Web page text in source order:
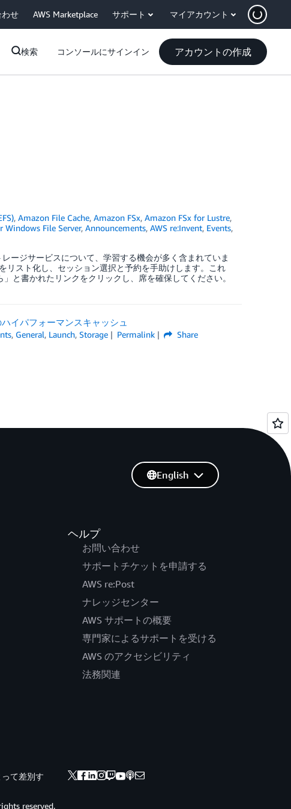
わせ AWS Marketplace サポート マイアカウント
検索 コンソールにサインイン アカウントの作成
,Amazon File Cache,Amazon FSx,Amazon FSx for Lustre,
Windows File Server, Announcements, AWS re:Invent, Events,
ージサービスについて、学習する機会が多く含まれていま
リスト化し、セッション選択と予約を手助けします。これ
と書かれたリンクをクリックし、席を確保してください。
イパフォーマンスキャッシュ
, General, Launch,Storage Permalink
Share
ヘルプ
お問い合わせ
サポートチケットを申請する
AWS re:Post
ナレッジセンター
AWS サポートの概要
専門家によるサポートを受ける
AWS のアクセシビリティ
法務関連
English
て差別す
reserved.